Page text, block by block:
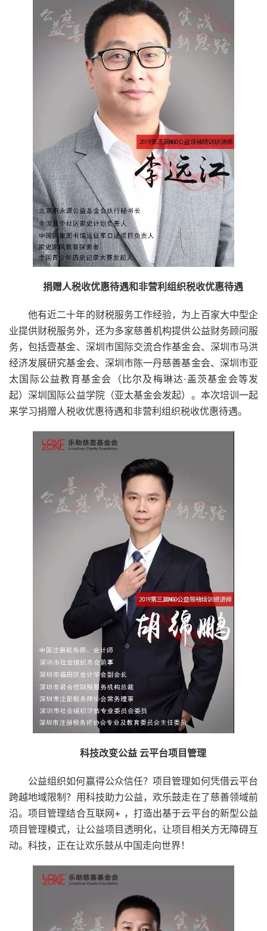
捐赠人税收优惠待遇和非营利组织税收优惠待遇
他有近二十年的财税服务工作经验，为上百家大中型企
业提供财税服务外，还为多家慈善机构提供公益财务顾问服
务，包括壹基金、深圳市国际交流合作基金会、深圳市马洪
经济发展研究基金会、深圳市陈一丹慈善基金会、深圳市亚
太国际公益教育基金会（比尔及梅琳达·盖茨基金会等发
起）深圳国际公益学院（亚太基金会发起）。本次培训一起
来学习捐赠人税收优惠待遇和非营利组织税收优惠待遇。
科技改变公益 云平台项目管理
公益组织如何赢得公众信任？项目管理如何凭借云平台
跨越地域限制？用科技助力公益，欢乐鼓走在了慈善领域前
沿。项目管理结合互联网+ ，打造出基于云平台的新型公益
项目管理模式，让公益项目透明化，让项目相关方无障碍互
动。科技，正在让欢乐鼓从中国走向世界！